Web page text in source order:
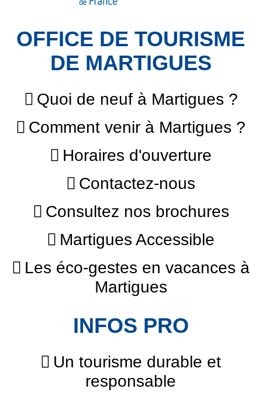
OFFICE DE TOURISME
DE MARTIGUES
Quoi de neuf à Martigues ?
Comment venir à Martigues ?
Horaires d'ouverture
Contactez-nous
Consultez nos brochures
Martigues Accessible
Les éco-gestes en vacances à
Martigues
INFOS PRO
Un tourisme durable et
responsable